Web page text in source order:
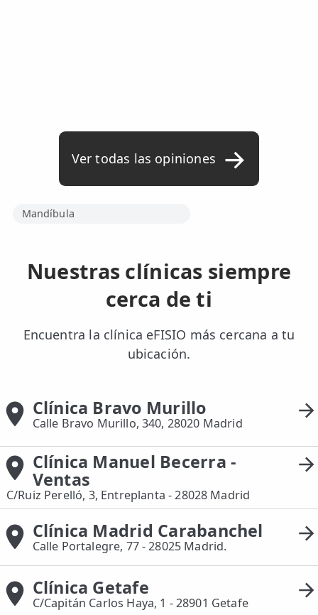
Ver todas las opiniones
Mandíbula
Nuestras clínicas siempre
cerca de ti
Encuentra la clínica eFISIO más cercana a tu
ubicación.
Clínica Bravo Murillo
Calle Bravo Murillo, 340, 28020 Madrid
Clínica Manuel Becerra -
Ventas
C/Ruiz Perelló, 3, Entreplanta - 28028 Madrid
Clínica Madrid Carabanchel
Calle Portalegre, 77 - 28025 Madrid.
Clínica Getafe
C/Capitán Carlos Haya, 1 - 28901 Getafe